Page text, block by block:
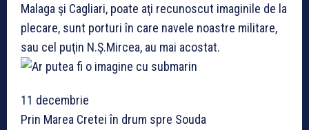
Malaga şi Cagliari, poate aţi recunoscut imaginile de la
plecare, sunt porturi în care navele noastre militare,
sau cel puţin N.Ş.Mircea, au mai acostat.
11 decembrie
Prin Marea Cretei în drum spre Souda